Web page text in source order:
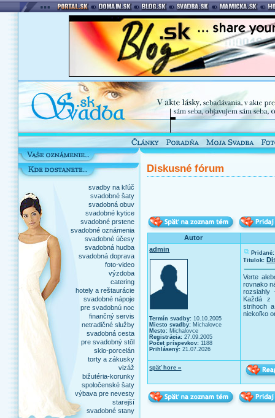
svadby na kľúč
svadobné šaty
svadobná obuv
svadobné kytice
svadobné prstene
svadobné oznámenia
svadobné účesy
svadobná hudba
svadobná doprava
foto-video
výzdoba
catering
hotely a reštaurácie
svadobné nápoje
pre svadobnú noc
finančný servis
netradičné služby
svadobná cesta
pre svadobný stôl
sklo-porcelán
torty a zákusky
vizáž
bižutéria-korunky
spoločenské šaty
výbava pre nevesty
starejší
svadobné stany
Diskusné fórum
Autor
admin
Termín svadby: 10.10.2005
Miesto svadby: Michalovce
Mesto: Michalovce
Registrácia: 27.09.2005
Počet príspevkov: 1188
Prihlásený: 21.07.2026
Pridané:
Titulok:
Verte
rovnako
rozsiahly
Každá z
strihoch
niekoľko
späť hore »